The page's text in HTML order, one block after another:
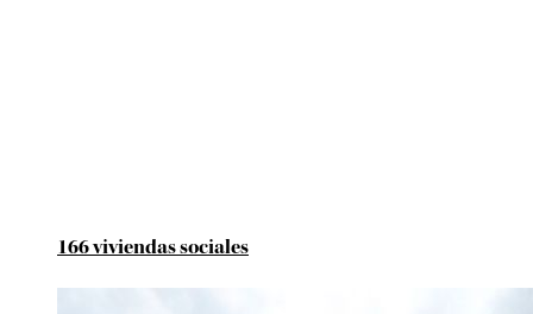
166 viviendas sociales